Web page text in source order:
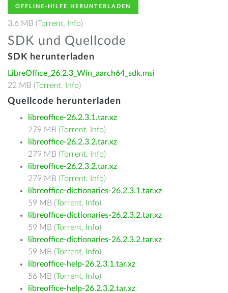
OFFLINE-HILFE HERUNTERLADEN
3.6 MB (Torrent, Info)
SDK und Quellcode
SDK herunterladen
LibreOffice_26.2.3_Win_aarch64_sdk.msi
22 MB (Torrent, Info)
Quellcode herunterladen
libreoffice-26.2.3.1.tar.xz
279 MB (Torrent, Info)
libreoffice-26.2.3.2.tar.xz
279 MB (Torrent, Info)
libreoffice-26.2.3.2.tar.xz
279 MB (Torrent, Info)
libreoffice-dictionaries-26.2.3.1.tar.xz
59 MB (Torrent, Info)
libreoffice-dictionaries-26.2.3.2.tar.xz
59 MB (Torrent, Info)
libreoffice-dictionaries-26.2.3.2.tar.xz
59 MB (Torrent, Info)
libreoffice-help-26.2.3.1.tar.xz
56 MB (Torrent, Info)
libreoffice-help-26.2.3.2.tar.xz